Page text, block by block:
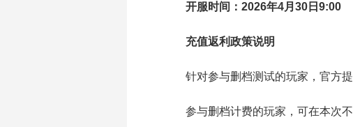
开服时间：2026年4月30日9:00
充值返利政策说明
针对参与删档测试的玩家，官方提
参与删档计费的玩家，可在本次不